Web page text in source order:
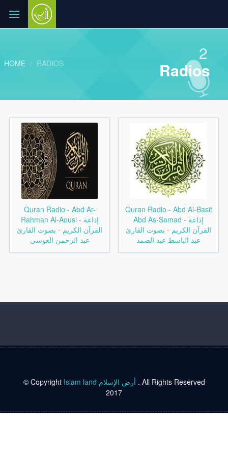
HOME RADIOS 2
Radios
Quran Radio - Abd Ar-
Rahman Al-Aousi - إذاعة
القرآن الكريم - بصوت القارئ
عبد الرحمن العوسي
Quran Radio - Abd Al-Basit
Abd As-Samad - إذاعة
القرآن الكريم - بصوت القارئ
عبد الباسط عبد الصمد
© Copyright Islam land أرض الإسلام . All Rights Reserved
2017